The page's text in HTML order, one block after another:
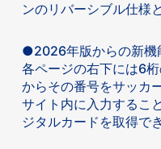
ンのリバーシブル仕様
●2026年版からの新機
各ページの右下には6
からその番号をサッカ
サイト内に入力するこ
ジタルカードを取得で